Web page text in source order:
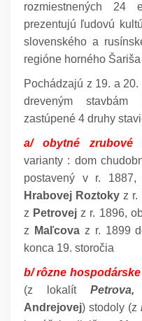
rozmiestnených 24
prezentujú ľudovú
slovenského a
regióne horného
Pochádzajú z 19. a
dreveným
zastúpené 4 druhy
a/ obytné zrubové
varianty : dom
postavený v r.
Hrabovej Roztoky z r.
z Petrovej z r. 1896,
z
Maľcovaz r. 1899
konca 19. storočia
b/ rôzne
(z lokalít
Andrejovej) stodoly (z